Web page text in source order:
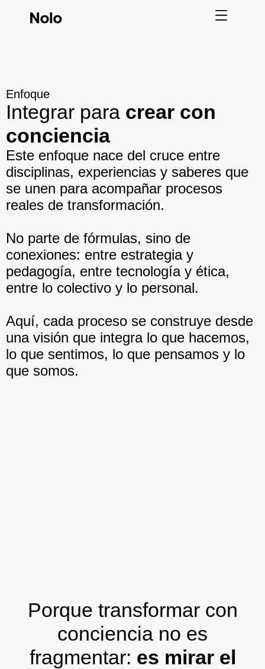
Enfoque
Integrar para crear con
conciencia
Este enfoque nace del cruce entre
disciplinas, experiencias y saberes que
se unen para acompañar procesos
reales de transformación.
No parte de fórmulas, sino de
conexiones: entre estrategia y
pedagogía, entre tecnología y ética,
entre lo colectivo y lo personal.
Aquí, cada proceso se construye desde
una visión que integra lo que hacemos,
lo que sentimos, lo que pensamos y lo
que somos.
Porque transformar con
conciencia no es
fragmentar: es mirar el